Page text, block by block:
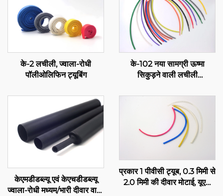
के-2 लचीली, ज्वाला-रोधी
पॉलीओलिफिन ट्यूबिंग
के-102 नया सामग्री ऊष्मा
सिकुड़ने वाली लचीली
विद्युत रोधन सुरक्षा, 1-80 मिमी
केएमडीडब्ल्यू एवं केएचडीडब्ल्यू
ज्वाला-रोधी मध्यम/भारी दीवार वाली
प्रकार 1 पीवीसी ट्यूब, 0.3 मिमी से
2.0 मिमी की दीवार मोटाई, यूएल